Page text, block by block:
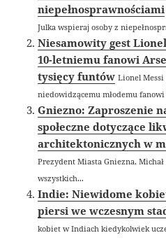
niepełnosprawnościami
Julka wspieraj osoby z
Niesamowity gest
10-letniemu fanowi
tysięcy funtów Lionel Messi
niedowidzącemu młodemu fanowi
Gniezno: Zaproszenie
społeczne dotyczące
architektonicznych w
Prezydent Miasta Gniezna,
wszystkich...
Indie: Niewidome
piersi we wczesnym
kobiet w Indiach kiedykolwiek